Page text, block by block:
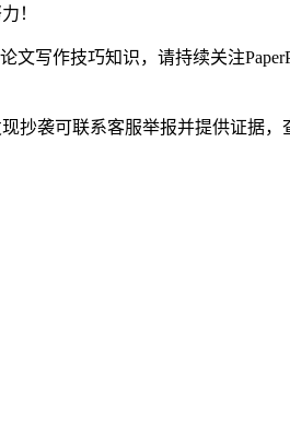
！
写作技巧知识，请持续关注
抄袭可联系客服举报并提供证据，